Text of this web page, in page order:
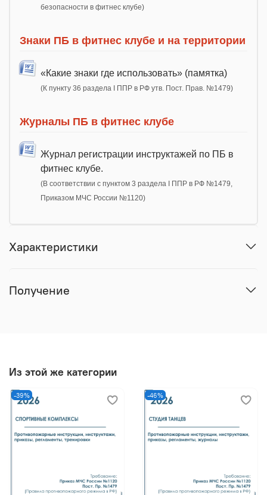
безопасности в фитнес клубе)
Знаки ПБ в фитнес клубе и на территории
«Какие знаки где использовать» (памятка)
(К пункту 36 раздела I ППР в РФ утв. Пост. Прав. №1479)
Журналы ПБ в фитнес клубе
Журнал регистрации инструктажей по ПБ в
фитнес клубе.
(В соответствии с пунктом 3 раздела I ППР в РФ №1479,
Приказом МЧС России №1120)
Характеристики
Получение
Из этой же категории
-39% -46%